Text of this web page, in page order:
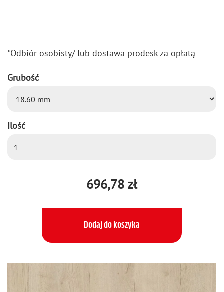
*Od­biór oso­bi­sty/ lub do­sta­wa pro­desk za opła­tą
Grubość
Ilość
696,78 zł
Dodaj do koszyka